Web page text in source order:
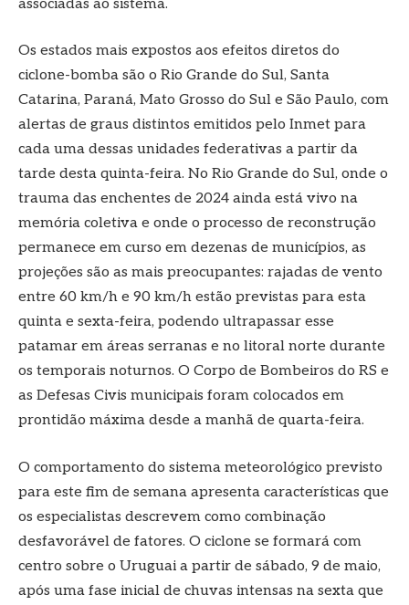
associadas ao sistema.
Os estados mais expostos aos efeitos diretos do
ciclone-bomba são o Rio Grande do Sul, Santa
Catarina, Paraná, Mato Grosso do Sul e São Paulo, com
alertas de graus distintos emitidos pelo Inmet para
cada uma dessas unidades federativas a partir da
tarde desta quinta-feira. No Rio Grande do Sul, onde o
trauma das enchentes de 2024 ainda está vivo na
memória coletiva e onde o processo de reconstrução
permanece em curso em dezenas de municípios, as
projeções são as mais preocupantes: rajadas de vento
entre 60 km/h e 90 km/h estão previstas para esta
quinta e sexta-feira, podendo ultrapassar esse
patamar em áreas serranas e no litoral norte durante
os temporais noturnos. O Corpo de Bombeiros do RS e
as Defesas Civis municipais foram colocados em
prontidão máxima desde a manhã de quarta-feira.
O comportamento do sistema meteorológico previsto
para este fim de semana apresenta características que
os especialistas descrevem como combinação
desfavorável de fatores. O ciclone se formará com
centro sobre o Uruguai a partir de sábado, 9 de maio,
após uma fase inicial de chuvas intensas na sexta que